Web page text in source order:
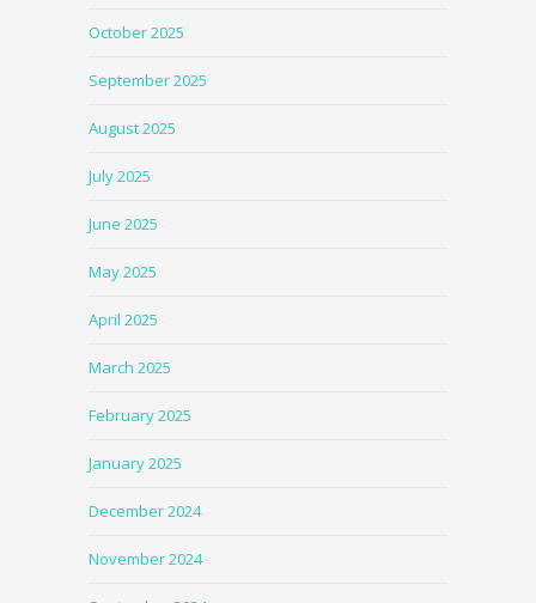
October 2025
September 2025
August 2025
July 2025
June 2025
May 2025
April 2025
March 2025
February 2025
January 2025
December 2024
November 2024